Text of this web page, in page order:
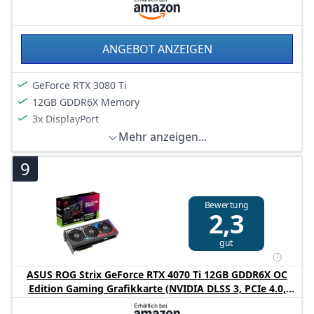
zentralen Lüfter optimiert
Das 2,9-Slot-Design vergrößert die Kühlfläche im
Vergleich zur letzten Generation und sorgt so für mehr
thermischen Spielraum als je zuvor
ANGEBOT ANZEIGEN
GeForce RTX 3080 Ti
12GB GDDR6X Memory
3x DisplayPort
Mehr anzeigen...
9
Bewertung
2,3
gut
ASUS ROG Strix GeForce RTX 4070 Ti 12GB GDDR6X OC
Edition Gaming Grafikkarte (NVIDIA DLSS 3, PCIe 4.0,
12GB GDDR6X Speicher, 2X HDMI 2.1a, 3X DisplayPort